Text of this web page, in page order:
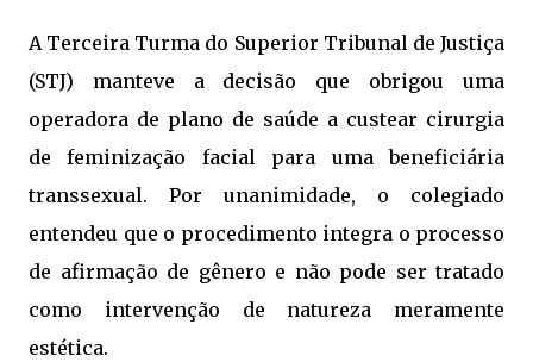
A Terceira Turma do Superior Tribunal de Justiça
(STJ) manteve a decisão que obrigou uma
operadora de plano de saúde a custear cirurgia
de feminização facial para uma beneficiária
transsexual. Por unanimidade, o colegiado
entendeu que o procedimento integra o processo
de afirmação de gênero e não pode ser tratado
como intervenção de natureza meramente
estética.